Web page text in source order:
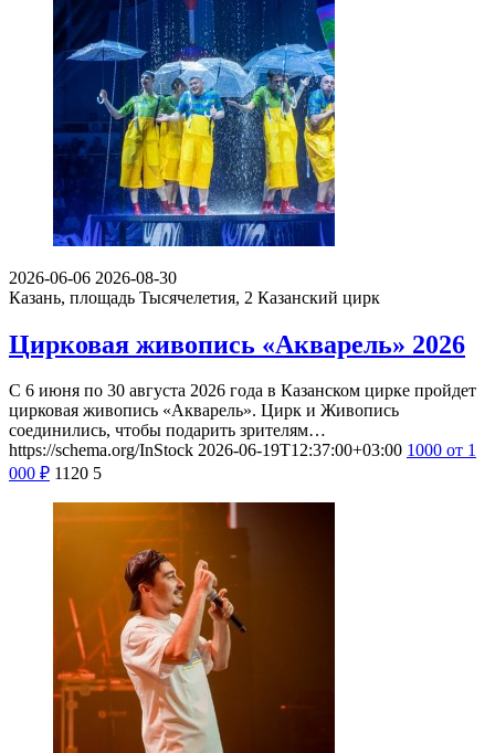
2026-06-06 2026-08-30
Казань, площадь Тысячелетия, 2 Казанский цирк
Цирковая живопись «Акварель» 2026
С 6 июня по 30 августа 2026 года в Казанском цирке пройдет
цирковая живопись «Акварель». Цирк и Живопись
соединились, чтобы подарить зрителям…
https://schema.org/InStock 2026-06-19T12:37:00+03:00 1000 от 1
000 ₽ 1120 5